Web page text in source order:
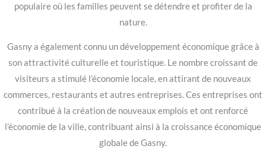
populaire où les familles peuvent se détendre et profiter de la
nature.
Gasny a également connu un développement économique grâce à
son attractivité culturelle et touristique. Le nombre croissant de
visiteurs a stimulé l’économie locale, en attirant de nouveaux
commerces, restaurants et autres entreprises. Ces entreprises ont
contribué à la création de nouveaux emplois et ont renforcé
l’économie de la ville, contribuant ainsi à la croissance économique
globale de Gasny.